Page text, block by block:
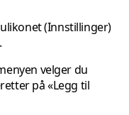
(Innstillinger)
velger du
på «Legg til